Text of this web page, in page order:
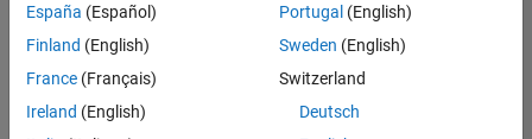
España (Español)
Finland (English)
France (Français)
Ireland (English)
Portugal (English)
Sweden (English)
Switzerland
Deutsch
© 1994-2026 The MathWorks, Inc.